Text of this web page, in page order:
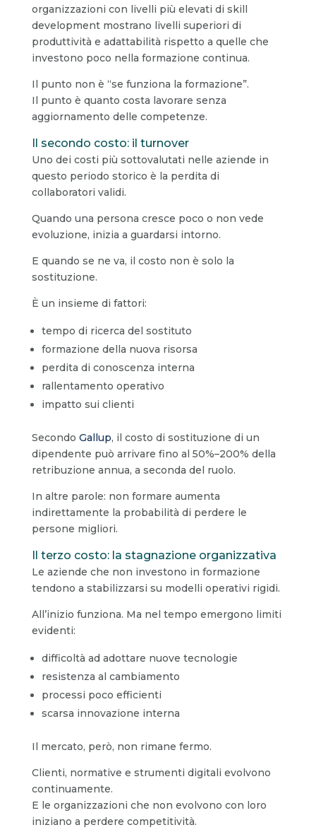
organizzazioni con livelli più elevati di skill
development mostrano livelli superiori di
produttività e adattabilità rispetto a quelle che
investono poco nella formazione continua.
Il punto non è “se funziona la formazione”.
Il punto è quanto costa lavorare senza
aggiornamento delle competenze.
Il secondo costo: il turnover
Uno dei costi più sottovalutati nelle aziende in
questo periodo storico è la perdita di
collaboratori validi.
Quando una persona cresce poco o non vede
evoluzione, inizia a guardarsi intorno.
E quando se ne va, il costo non è solo la
sostituzione.
È un insieme di fattori:
tempo di ricerca del sostituto
formazione della nuova risorsa
perdita di conoscenza interna
rallentamento operativo
impatto sui clienti
Secondo Gallup, il costo di sostituzione di un
dipendente può arrivare fino al 50%–200% della
retribuzione annua, a seconda del ruolo.
In altre parole: non formare aumenta
indirettamente la probabilità di perdere le
persone migliori.
Il terzo costo: la stagnazione organizzativa
Le aziende che non investono in formazione
tendono a stabilizzarsi su modelli operativi rigidi.
All’inizio funziona. Ma nel tempo emergono limiti
evidenti:
difficoltà ad adottare nuove tecnologie
resistenza al cambiamento
processi poco efficienti
scarsa innovazione interna
Il mercato, però, non rimane fermo.
Clienti, normative e strumenti digitali evolvono
continuamente.
E le organizzazioni che non evolvono con loro
iniziano a perdere competitività.